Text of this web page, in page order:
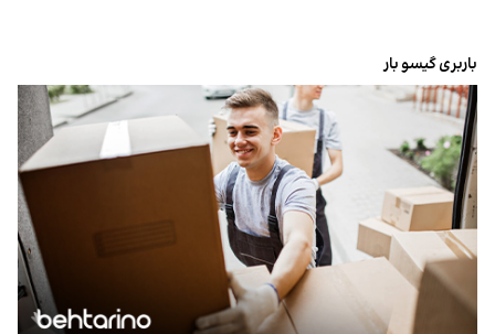
باربری گیسو بار